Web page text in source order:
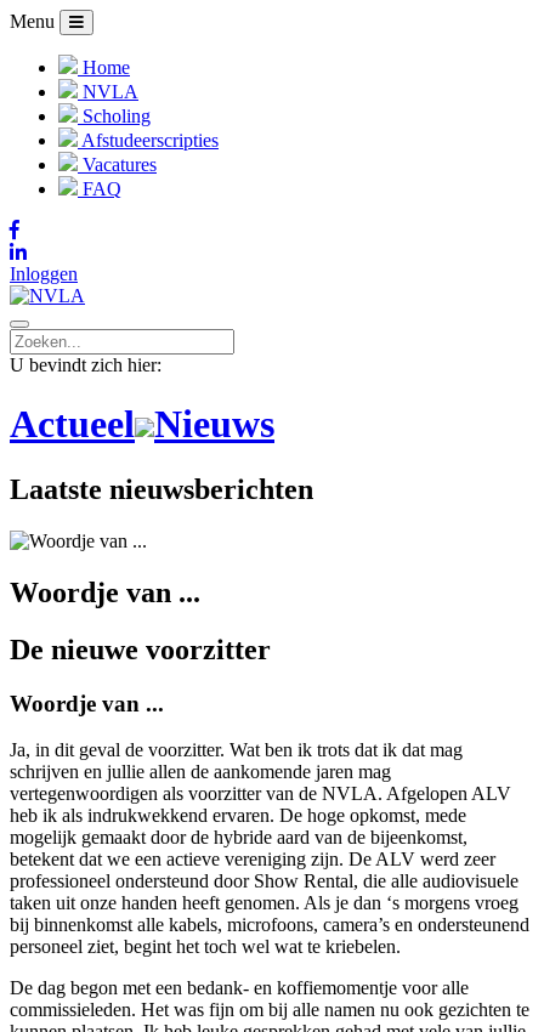
Menu
Home
NVLA
Scholing
Afstudeerscripties
Vacatures
FAQ
Inloggen
U bevindt zich hier:
Actueel Nieuws
Laatste nieuwsberichten
Woordje van ...
De nieuwe voorzitter
Woordje van ...
Ja, in dit geval de voorzitter. Wat ben ik trots dat ik dat mag
schrijven en jullie allen de aankomende jaren mag
vertegenwoordigen als voorzitter van de NVLA. Afgelopen ALV
heb ik als indrukwekkend ervaren. De hoge opkomst, mede
mogelijk gemaakt door de hybride aard van de bijeenkomst,
betekent dat we een actieve vereniging zijn. De ALV werd zeer
professioneel ondersteund door Show Rental, die alle audiovisuele
taken uit onze handen heeft genomen. Als je dan ‘s morgens vroeg
bij binnenkomst alle kabels, microfoons, camera’s en ondersteunend
personeel ziet, begint het toch wel wat te kriebelen.
De dag begon met een bedank- en koffiemomentje voor alle
commissieleden. Het was fijn om bij alle namen nu ook gezichten te